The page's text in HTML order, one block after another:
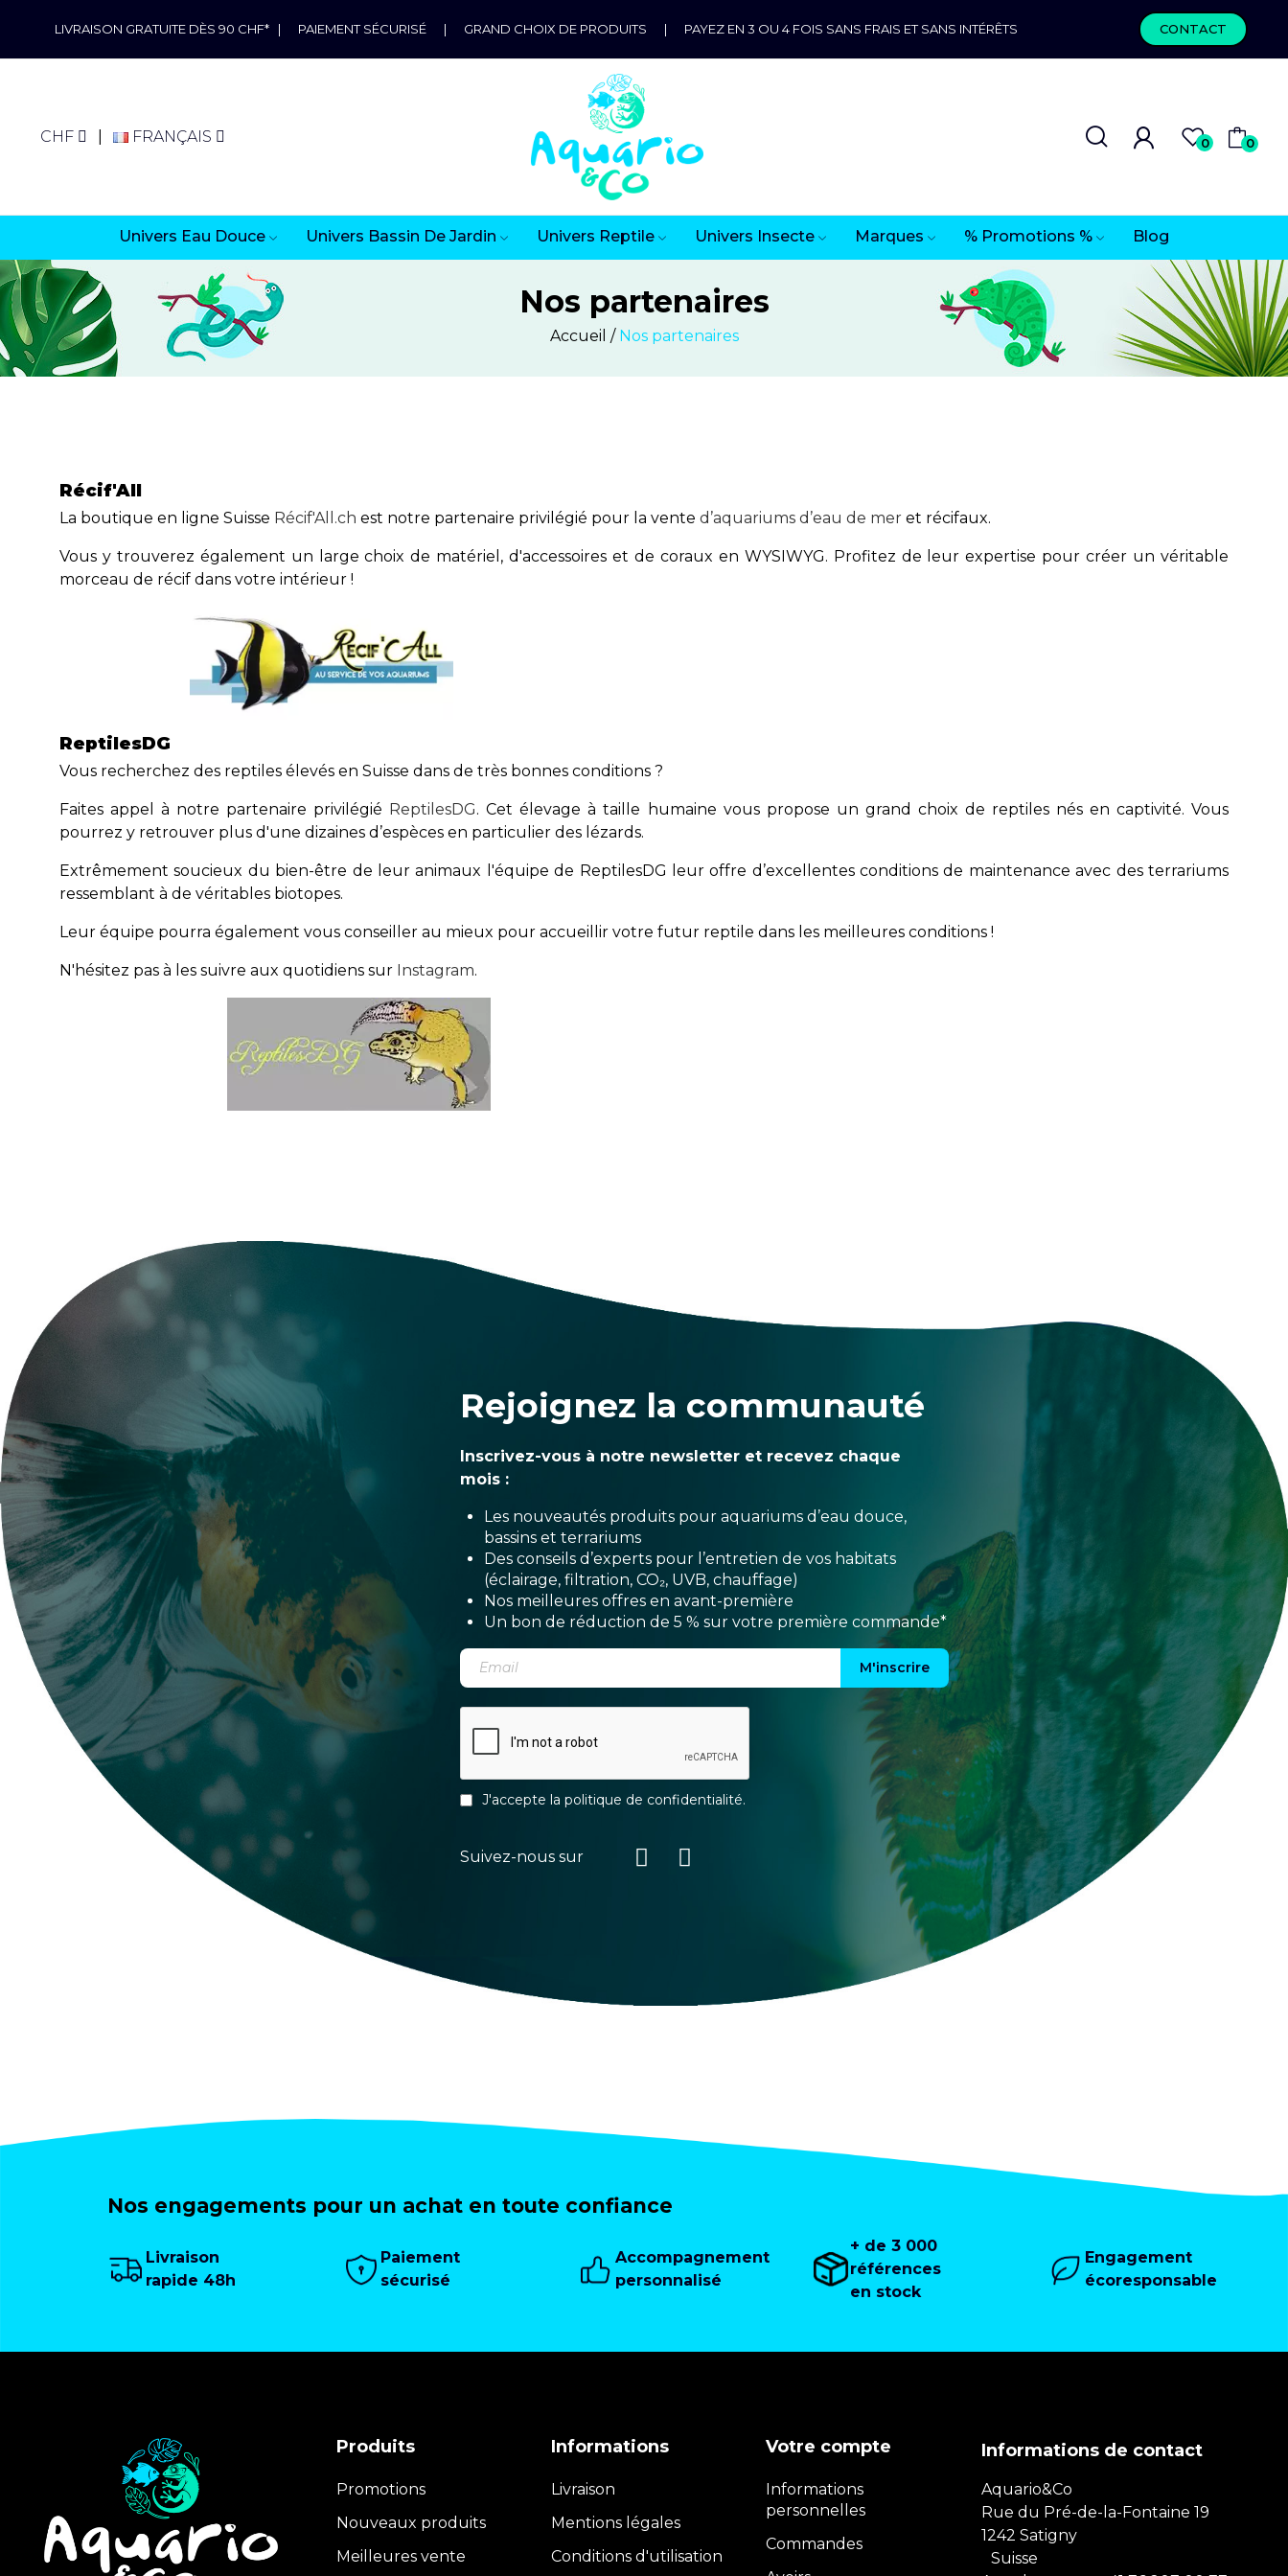
LIVRAISON GRATUITE DÈS 90 CHF* | PAIEMENT SÉCURISÉ | GRAND CHOIX DE PRODUITS | PAYEZ EN 3 OU 4 FOIS SANS FRAIS ET SANS INTÉRÊTS CONTACT
CHF FRANÇAIS 0 0
Univers Eau Douce Univers Bassin De Jardin Univers Reptile Univers Insecte Marques % Promotions % Blog
Nos partenaires
Accueil Nos partenaires
Récif'All
La boutique en ligne Suisse Récif'All.ch est notre partenaire privilégié pour la vente d’aquariums d’eau de mer et récifaux.
Vous y trouverez également un large choix de matériel, d'accessoires et de coraux en WYSIWYG. Profitez de leur expertise pour créer un véritable
morceau de récif dans votre intérieur !
ReptilesDG
Vous recherchez des reptiles élevés en Suisse dans de très bonnes conditions ?
Faites appel à notre partenaire privilégié ReptilesDG. Cet élevage à taille humaine vous propose un grand choix de reptiles nés en captivité. Vous
pourrez y retrouver plus d'une dizaines d’espèces en particulier des lézards.
Extrêmement soucieux du bien-être de leur animaux l'équipe de ReptilesDG leur offre d’excellentes conditions de maintenance avec des terrariums
ressemblant à de véritables biotopes.
Leur équipe pourra également vous conseiller au mieux pour accueillir votre futur reptile dans les meilleures conditions !
N'hésitez pas à les suivre aux quotidiens sur Instagram.
Rejoignez la communauté
Inscrivez-vous à notre newsletter et recevez chaque
mois :
Les nouveautés produits pour aquariums d’eau douce,
bassins et terrariums
Des conseils d’experts pour l’entretien de vos habitats
(éclairage, filtration, CO₂, UVB, chauffage)
Nos meilleures offres en avant-première
Un bon de réduction de 5 % sur votre première commande*
M'inscrire
J'accepte la politique de confidentialité.
Suivez-nous sur
Nos engagements pour un achat en toute confiance
Livraison
rapide 48h
Paiement
sécurisé
Accompagnement
personnalisé
+ de 3 000
références
en stock
Engagement
écoresponsable
Produits
Promotions
Nouveaux produits
Meilleures vente
Informations
Livraison
Mentions légales
Conditions d'utilisation
Votre compte
Informations
personnelles
Commandes
Informations de contact
Aquario&Co
Rue du Pré-de-la-Fontaine 19
1242 Satigny
Suisse